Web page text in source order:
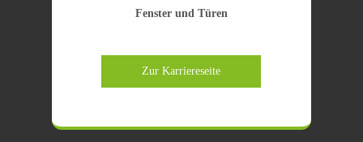
Fenster und Türen
Zur Karriereseite